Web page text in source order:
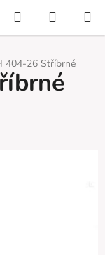
Hledat
KOŠÍK
404-26 Stříbrné